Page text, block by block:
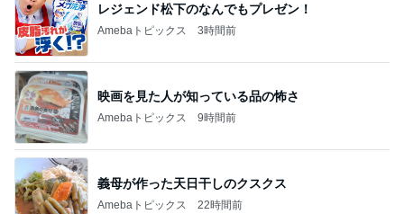
レジェンド松下のなんでもプレゼン！
Amebaトピックス 3時間前
映画を見た人が知っている品の怖さ
Amebaトピックス 9時間前
義母が作った天日干しのクスクス
Amebaトピックス 22時間前